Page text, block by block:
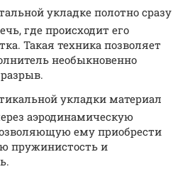
укладке полотно сразу
где происходит его
Такая техника позволяет
необыкновенно
укладки материал
аэродинамическую
ему приобрести
пружинистость и